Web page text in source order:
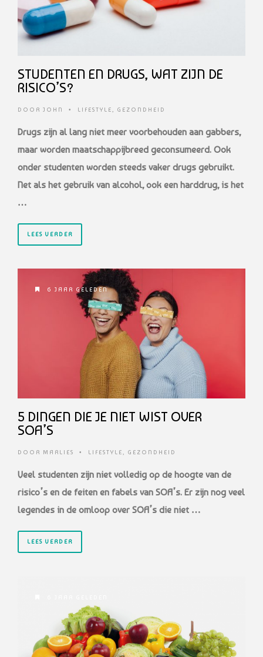
STUDENTEN EN DRUGS, WAT ZIJN DE
RISICO’S?
DOOR JOHN • LIFESTYLE, GEZONDHEID
Drugs zijn al lang niet meer voorbehouden aan gabbers,
maar worden maatschappijbreed geconsumeerd. Ook
onder studenten worden steeds vaker drugs gebruikt.
Net als het gebruik van alcohol, ook een harddrug, is het
…
LEES VERDER
6 JAAR GELEDEN
5 DINGEN DIE JE NIET WIST OVER
SOA’S
DOOR MARLIES • LIFESTYLE, GEZONDHEID
Veel studenten zijn niet volledig op de hoogte van de
risico’s en de feiten en fabels van SOA’s. Er zijn nog veel
legendes in de omloop over SOA’s die niet …
LEES VERDER